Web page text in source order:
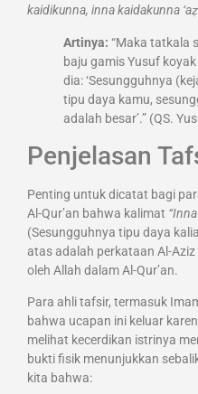
kaidikunna, inna kaidakunna
Artinya: “Maka tatkala
baju gamis Yusuf
dia: ‘Sesungguhnya
tipu daya kamu,
adalah besar’.” (QS.
Penjelasan
Penting untuk dicatat bagi
Al-Qur’an bahwa kalimat
(Sesungguhnya tipu daya
atas adalah perkataan Al-
oleh Allah dalam Al-Qur’an.
Para ahli tafsir, termasuk
bahwa ucapan ini keluar
melihat kecerdikan istrinya
bukti fisik menunjukkan
kita bahwa: